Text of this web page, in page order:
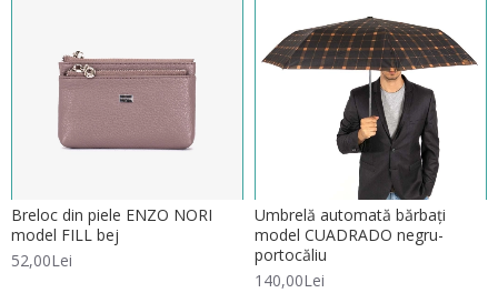
Breloc din piele ENZO NORI
model FILL bej
52,00Lei
Umbrelă automată bărbați
model CUADRADO negru-
portocăliu
140,00Lei